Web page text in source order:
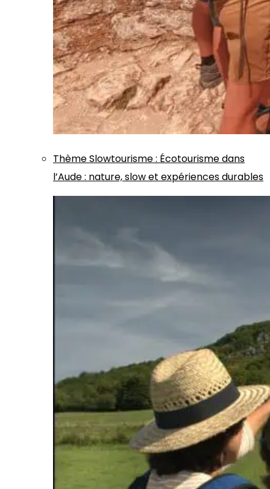
ThèmeSlowtourisme: Écotourisme dans
l’Aude : nature, slow et expériences durables